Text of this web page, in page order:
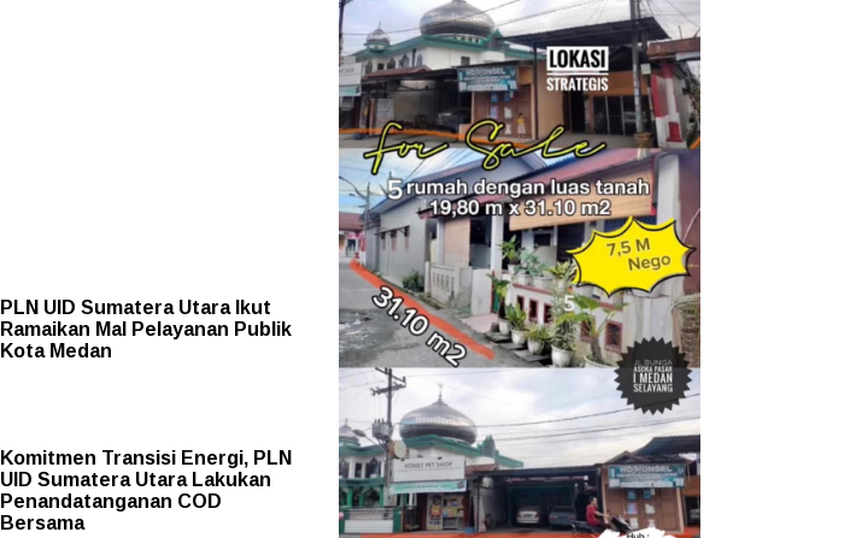
PLN UID Sumatera Utara Ikut
Ramaikan Mal Pelayanan Publik
Kota Medan
Komitmen Transisi Energi, PLN
UID Sumatera Utara Lakukan
Penandatanganan COD
Bersama